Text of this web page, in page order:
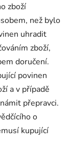
zboží
než bylo
uhradit
zboží,
doručení.
povinen
a v případě
přepravci.
o
kupující